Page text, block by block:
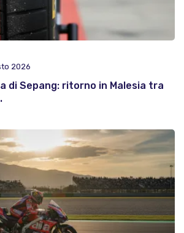
2026
di Sepang: ritorno in Malesia tra